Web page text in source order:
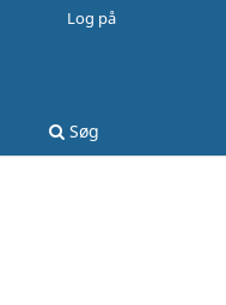
Søg
Log på